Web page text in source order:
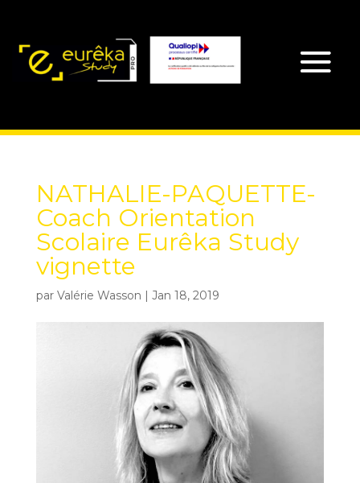
NATHALIE-PAQUETTE-
Coach Orientation
Scolaire Eurêka Study
vignette
par Valérie Wasson | Jan 18, 2019